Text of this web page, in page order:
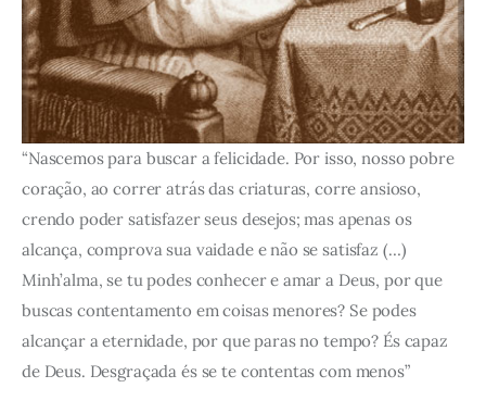
“Nascemos para buscar a felicidade. Por isso, nosso pobre
coração, ao correr atrás das criaturas, corre ansioso,
crendo poder satisfazer seus desejos; mas apenas os
alcança, comprova sua vaidade e não se satisfaz (…)
Minh’alma, se tu podes conhecer e amar a Deus, por que
buscas contentamento em coisas menores? Se podes
alcançar a eternidade, por que paras no tempo? És capaz
de Deus. Desgraçada és se te contentas com menos”